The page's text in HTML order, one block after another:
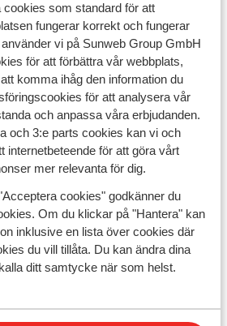
cookies som standard för att
fungerar korrekt och fungerar
vi på Sunweb Group GmbH
för att förbättra vår webbplats,
komma ihåg den information du
för att analysera vår
och anpassa våra erbjudanden.
och 3:e parts cookies kan vi och
internetbeteende för att göra vårt
mer relevanta för dig.
cookies" godkänner du
Om du klickar på "Hantera" kan
inklusive en lista över cookies där
du vill tillåta. Du kan ändra dina
ditt samtycke när som helst.
stad - något för alla
hotellet i Rhodos stad handlar
typ av hotell du letar efter. Om
din familj letar du förmodligen
i Rhodos stad med pool
du längtar efter att njuta av lugn
då rekommenderas etthotell
stad. Vilket blir din favorit i